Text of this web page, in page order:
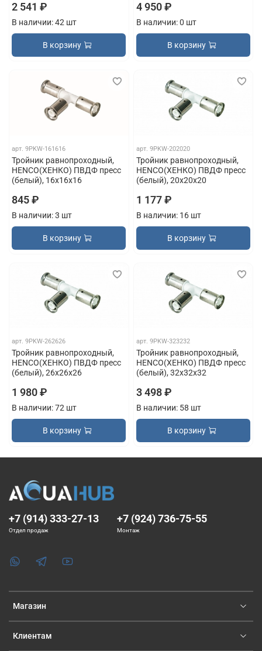
2 541 ₽
В наличии: 42 шт
В корзину
4 950 ₽
В наличии: 0 шт
В корзину
арт.9PKW-161616
Тройник равнопроходный,
HENCO(ХЕНКО) ПВДФ пресс
(белый), 16x16x16
845 ₽
В наличии: 3 шт
В корзину
арт. 9PKW-202020
Тройник равнопроходный,
HENCO(ХЕНКО) ПВДФ пресс
(белый), 20x20x20
1 177 ₽
В наличии: 16 шт
В корзину
арт.9PKW-262626
Тройник равнопроходный,
HENCO(ХЕНКО) ПВДФ пресс
(белый), 26x26x26
1 980 ₽
В наличии: 72 шт
В корзину
арт. 9PKW-323232
Тройник равнопроходный,
HENCO(ХЕНКО) ПВДФ пресс
(белый), 32x32x32
3 498 ₽
В наличии: 58 шт
В корзину
Магазин
Клиентам
+7 (914) 333-27-13
Отдел продаж
+7 (924) 736-75-55
Монтаж